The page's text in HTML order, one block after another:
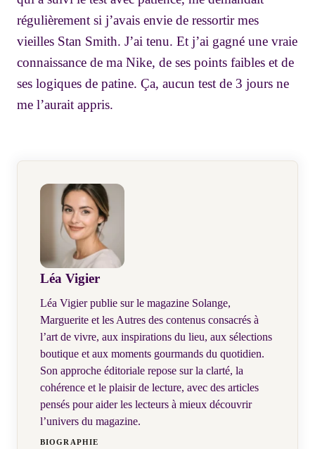
régulièrement si j’avais envie de ressortir mes
vieilles Stan Smith. J’ai tenu. Et j’ai gagné une vraie
connaissance de ma Nike, de ses points faibles et de
ses logiques de patine. Ça, aucun test de 3 jours ne
me l’aurait appris.
Léa Vigier
Léa Vigier publie sur le magazine Solange,
Marguerite et les Autres des contenus consacrés à
l’art de vivre, aux inspirations du lieu, aux sélections
boutique et aux moments gourmands du quotidien.
Son approche éditoriale repose sur la clarté, la
cohérence et le plaisir de lecture, avec des articles
pensés pour aider les lecteurs à mieux découvrir
l’univers du magazine.
BIOGRAPHIE